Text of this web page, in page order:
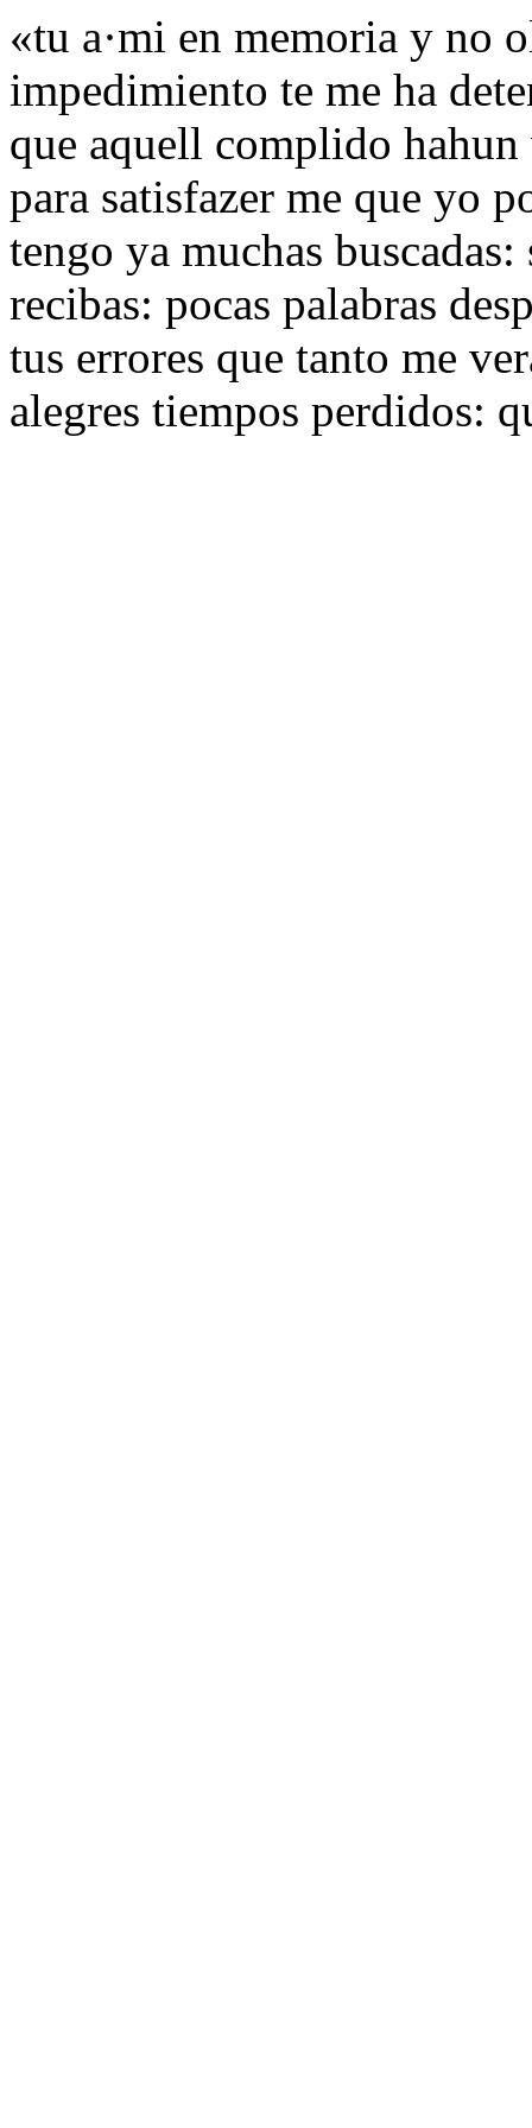
«tu a·mi en memoria y no
impedimiento te me ha
que aquell complido hahun
para satisfazer me que yo
tengo ya muchas
recibas: pocas palabras
tus errores que tanto me
alegres tiempos perdidos: